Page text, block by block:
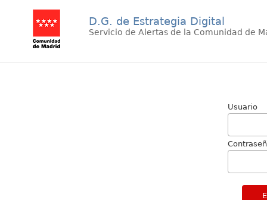
D.G. de Estrategia Digital
Servicio de Alertas de la Comunidad de
Usuario